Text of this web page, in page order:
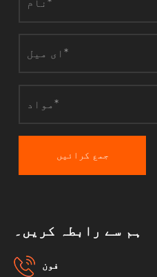
جمع کرائیں
ہم سے رابطہ کریں۔
فون